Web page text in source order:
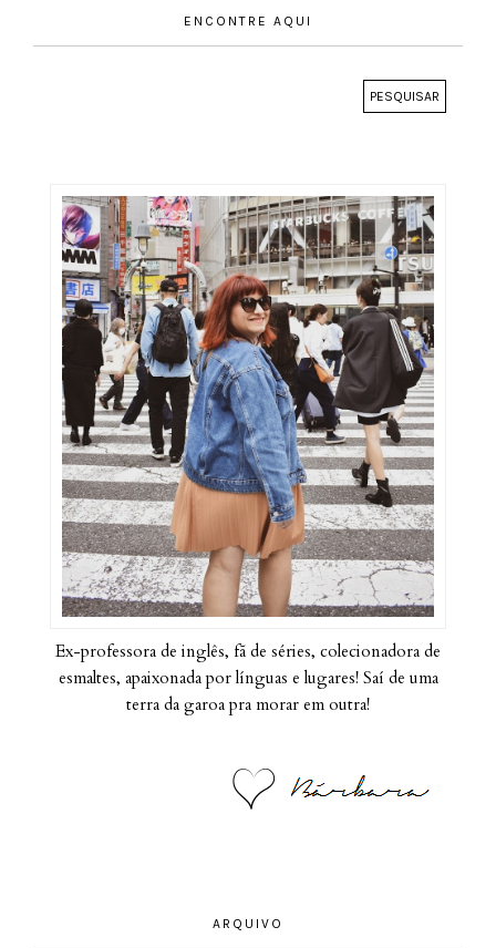
ENCONTRE AQUI
Ex-professora de inglês, fã de séries, colecionadora de
esmaltes, apaixonada por línguas e lugares! Saí de uma
terra da garoa pra morar em outra!
ARQUIVO